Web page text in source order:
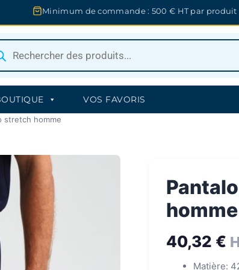
Minimum de commande : 500 € HT par produit
VOS FAVORIS
stretch homme
homme
40,32 €
Matière: